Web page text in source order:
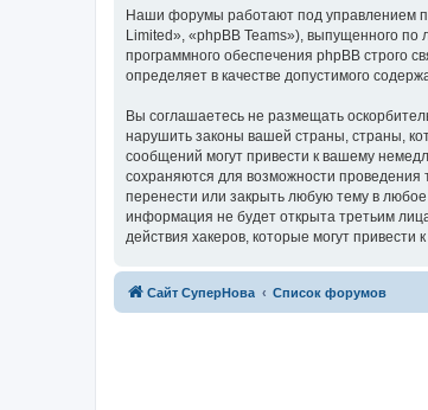
Наши форумы работают под управлением
Limited», «phpBB Teams»), выпущенного по
программного обеспечения phpBB строго
определяет в качестве допустимого
Вы соглашаетесь не размещать
нарушить законы вашей страны, страны,
сообщений могут привести к вашему
сохраняются для возможности
перенести или закрыть любую тему в
информация не будет открыта третьим
действия хакеров, которые могут привести
Сайт СуперНова Список форумов